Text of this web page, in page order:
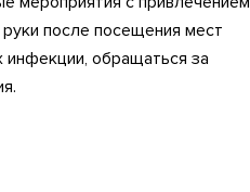
после посещения мест
обращаться за